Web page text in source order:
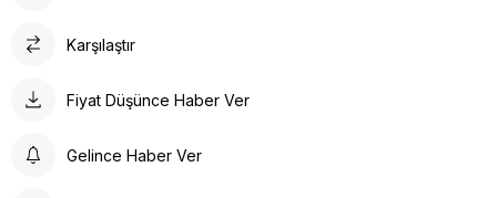
Karşılaştır
Fiyat Düşünce Haber Ver
Gelince Haber Ver